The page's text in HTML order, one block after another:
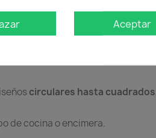
del mercado.
,
circulares hasta cuadrados
de cocina o encimera.
Aceptar